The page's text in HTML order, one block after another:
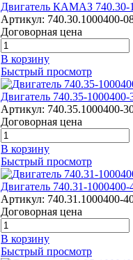
Двигатель КАМАЗ
Артикул: 740.30.1000400-
Договорная цена
В корзину
Быстрый просмотр
Двигатель 740.35-
Артикул: 740.35.1000400-
Договорная цена
В корзину
Быстрый просмотр
Двигатель 740.31-
Артикул: 740.31.1000400-
Договорная цена
В корзину
Быстрый просмотр